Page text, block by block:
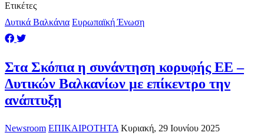
Ετικέτες
Δυτικά Βαλκάνια Ευρωπαϊκή Ένωση
Στα Σκόπια η συνάντηση κορυφής ΕΕ –
Δυτικών Βαλκανίων με επίκεντρο την
ανάπτυξη
Newsroom ΕΠΙΚΑΙΡΟΤΗΤΑ Κυριακή, 29 Ιουνίου 2025